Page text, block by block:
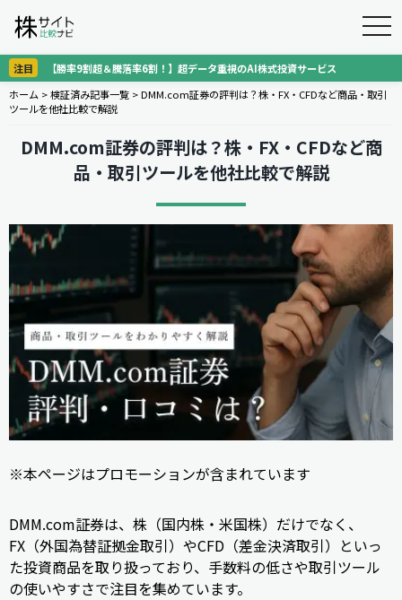
注目
【勝率9割超＆騰落率6割！】超データ重視のAI株式投資サービス
ホーム >検証済み記事一覧 >DMM.com証券の評判は？株・FX・CFDなど商品・取引
ツールを他社比較で解説
DMM.com証券の評判は？株・FX・CFDなど商
品・取引ツールを他社比較で解説
※本ページはプロモーションが含まれています
DMM.com証券は、株（国内株・米国株）だけでなく、
FX（外国為替証拠金取引）やCFD（差金決済取引）といっ
た投資商品を取り扱っており、手数料の低さや取引ツール
の使いやすさで注目を集めています。